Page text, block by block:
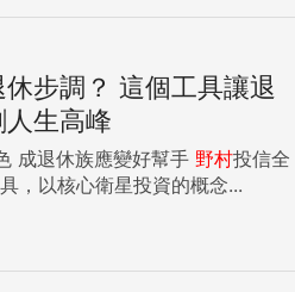
步調？ 這個工具讓退
生高峰
成退休族應變好幫手 野村投信全
，以核心衛星投資的概念...